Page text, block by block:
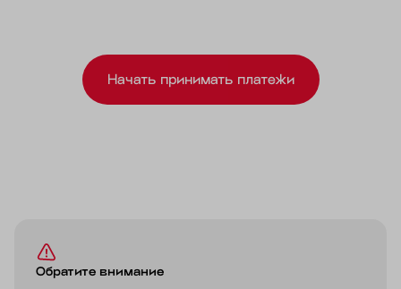
Начать принимать платежи
Обратите внимание